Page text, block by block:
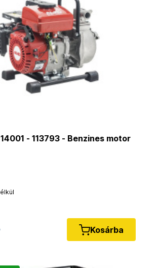
- 113793 - Benzines motor
Kosárba